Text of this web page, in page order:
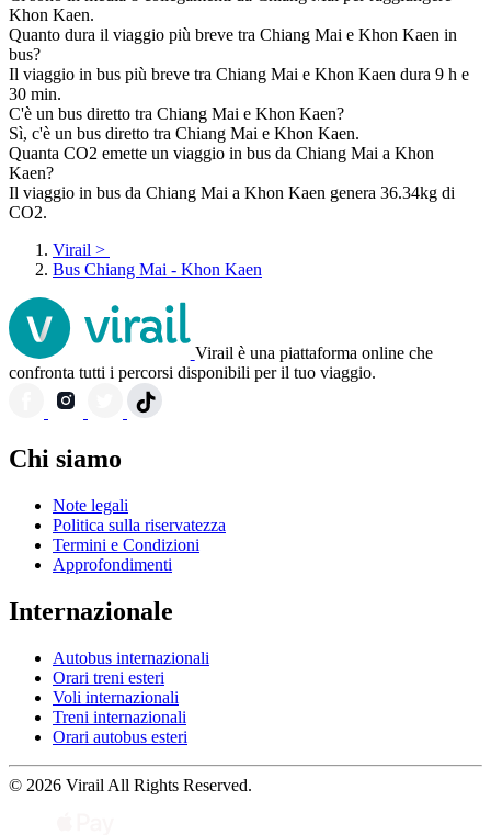
Khon Kaen.
Quanto dura il viaggio più breve tra Chiang Mai e Khon Kaen in
bus?
Il viaggio in bus più breve tra Chiang Mai e Khon Kaen dura 9 h e
30 min.
C'è un bus diretto tra Chiang Mai e Khon Kaen?
Sì, c'è un bus diretto tra Chiang Mai e Khon Kaen.
Quanta CO2 emette un viaggio in bus da Chiang Mai a Khon
Kaen?
Il viaggio in bus da Chiang Mai a Khon Kaen genera 36.34kg di
CO2.
Virail >
Bus Chiang Mai - Khon Kaen
Virail è una piattaforma online che
confronta tutti i percorsi disponibili per il tuo viaggio.
Chi siamo
Note legali
Politica sulla riservatezza
Termini e Condizioni
Approfondimenti
Internazionale
Autobus internazionali
Orari treni esteri
Voli internazionali
Treni internazionali
Orari autobus esteri
© 2026 Virail All Rights Reserved.